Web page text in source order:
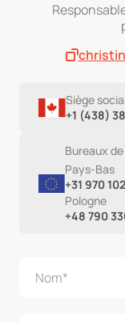
Siège
+1 (438)
Bureaux
Pays-Bas
+31 970
Pologne
+48 790